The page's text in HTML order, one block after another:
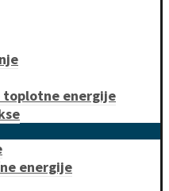
toplotne energije
energije